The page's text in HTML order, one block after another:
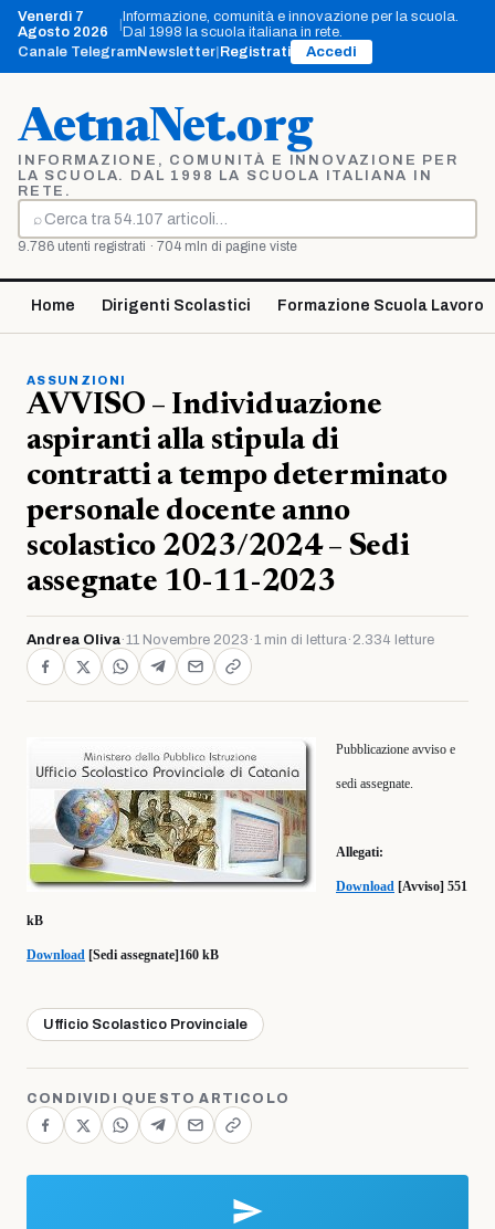
Vai
contenuto
Venerdì 7
Agosto 2026
Informazione, comunità e innovazione per la scuola.
Dal 1998 la scuola italiana in rete.
Canale TelegramNewsletter Registrati Accedi
AetnaNet.org
INFORMAZIONE, COMUNITÀ E INNOVAZIONE PER
LA SCUOLA. DAL 1998 LA SCUOLA ITALIANA IN
RETE.
⌕
Cerca
9.786 utenti registrati · 704 mln di pagine viste
Home Dirigenti Scolastici Formazione Scuola Lavoro
ASSUNZIONI
AVVISO – Individuazione
aspiranti alla stipula di
contratti a tempo determinato
personale docente anno
scolastico 2023/2024 – Sedi
assegnate 10-11-2023
Andrea Oliva·11 Novembre 2023 ·1 min di lettura· 2.334 letture
Pubblicazione avviso e
sedi assegnate.
Allegati:
Download [Avviso] 551
kB
Download [Sedi assegnate]160 kB
Ufficio Scolastico Provinciale
CONDIVIDI QUESTO ARTICOLO